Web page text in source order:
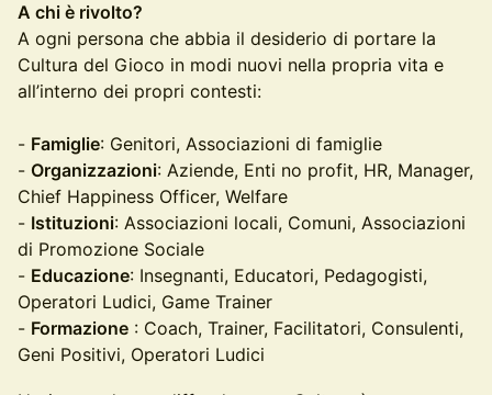
A chi è rivolto?
A ogni persona che abbia il desiderio di portare la
Cultura del Gioco in modi nuovi nella propria vita e
all’interno dei propri contesti:
- Famiglie: Genitori, Associazioni di famiglie
- Organizzazioni: Aziende, Enti no profit, HR, Manager,
Chief Happiness Officer, Welfare
- Istituzioni: Associazioni locali, Comuni, Associazioni
di Promozione Sociale
- Educazione: Insegnanti, Educatori, Pedagogisti,
Operatori Ludici, Game Trainer
- Formazione : Coach, Trainer, Facilitatori, Consulenti,
Geni Positivi, Operatori Ludici